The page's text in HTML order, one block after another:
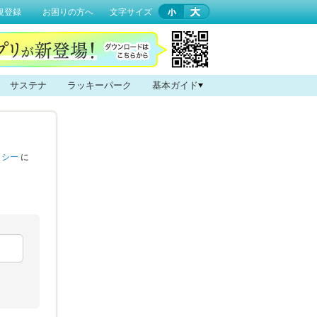
登録 お困りの方へ 文字サイズ
サステナ ラッキーパーク 基本ガイド
ー に